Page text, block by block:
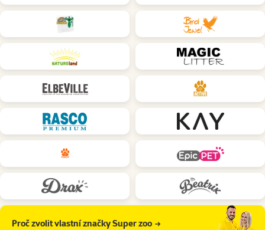
Proč zvolit vlastní značky Super zoo